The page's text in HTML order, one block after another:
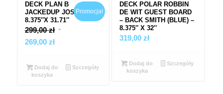
DECK PLAN B
JACKEDUP JOSLIN
8.375″X 31.71″
299,00zł Pierwotna
299,00 zł.
269,00 złAktualna
wynosi:
Promocja!
Dodaj do
koszyka
Szczegóły
DECK POLAR ROBBIN
DE WIT GUEST BOARD
– BACK SMITH (BLUE) –
8.375″ X 32″
319,00 zł
Dodaj do
koszyka
Szczegóły